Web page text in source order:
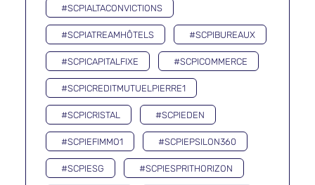
#SCPIALTACONVICTIONS
#SCPIATREAMHÔTELS #SCPIBUREAUX
#SCPICAPITALFIXE #SCPICOMMERCE
#SCPICREDITMUTUELPIERRE1
#SCPICRISTAL #SCPIEDEN
#SCPIEFIMMO1 #SCPIEPSILON360
#SCPIESG #SCPIESPRITHORIZON